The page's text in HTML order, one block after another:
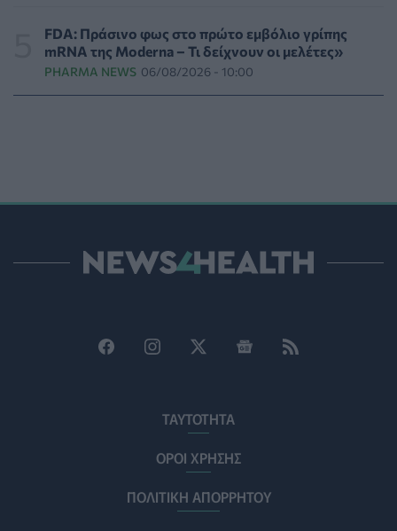
Ο ΙΣΑ συνιστά τη λήψη σχολαστικών μέτρων ατομικής
προστασίας από τον ιό του Δυτικού Νείλου
ΥΓΕΊΑ 07/08/2026 - 15:42
PET 07/08/2026 - 15:02
ΠΟΛΙΤΙΚΉ ΥΓΕΊΑΣ 07/08/2026 - 14:39
σοβαρής εγκεφαλικής κάκωσης
ΗΠΑ: Μεγάλη τράπεζα επενδύει 250 εκατ. δολάρια
τον χρόνο για φάρμακα GLP-1 στους εργαζομένους
07/08/2026 - 13:00
FDA: Πράσινο φως στο πρώτο εμβόλιο γρίπης
mRNA της Moderna – Τι δείχνουν οι μελέτες»
PHARMA NEWS 06/08/2026 - 10:00
ΤΑΥΤΟΤΗΤΑ
ΟΡΟΙ ΧΡΗΣΗΣ
ΠΟΛΙΤΙΚΗ ΑΠΟΡΡΗΤΟΥ